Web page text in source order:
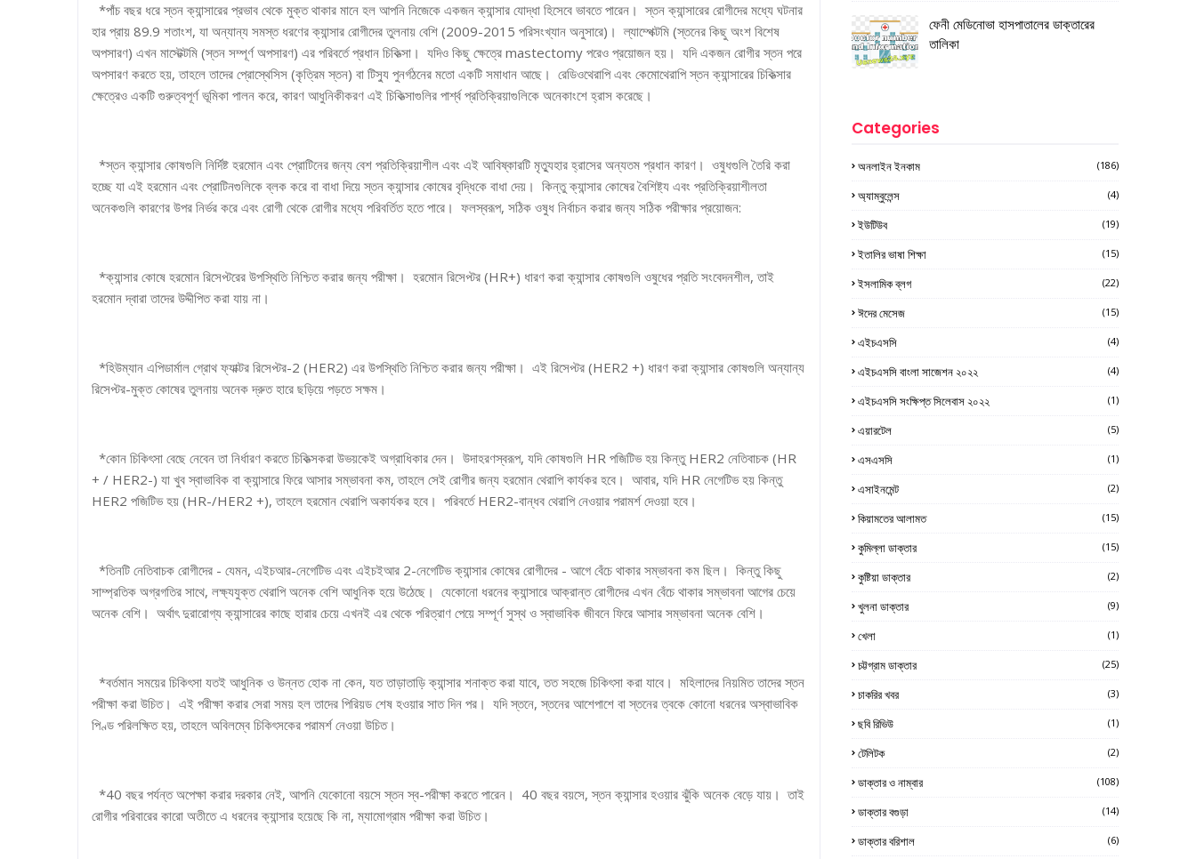
*পাঁচ বছর ধরে স্তন ক্যান্সারের প্রভাব থেকে মুক্ত থাকার মানে হল আপনি নিজেকে একজন ক্যান্সার যোদ্ধা হিসেবে ভাবতে পারেন। স্তন ক্যান্সারের রোগীদের মধ্যে ঘটনার
হার প্রায় 89.9 শতাংশ, যা অন্যান্য সমস্ত ধরণের ক্যান্সার রোগীদের তুলনায় বেশি (2009-2015 পরিসংখ্যান অনুসারে)। ল্যাম্পেক্টমি (স্তনের কিছু অংশ বিশেষ
অপসারণ) এখন মাস্টেক্টমি (স্তন সম্পূর্ণ অপসারণ) এর পরিবর্তে প্রধান চিকিত্সা। যদিও কিছু ক্ষেত্রে mastectomy পরেও প্রয়োজন হয়। যদি একজন রোগীর স্তন পরে
অপসারণ করতে হয়, তাহলে তাদের প্রোস্থেসিস (কৃত্রিম স্তন) বা টিস্যু পুনর্গঠনের মতো একটি সমাধান আছে। রেডিওথেরাপি এবং কেমোথেরাপি স্তন ক্যান্সারের চিকিত্সার
ক্ষেত্রেও একটি গুরুত্বপূর্ণ ভূমিকা পালন করে, কারণ আধুনিকীকরণ এই চিকিত্সাগুলির পার্শ্ব প্রতিক্রিয়াগুলিকে অনেকাংশে হ্রাস করেছে।
*স্তন ক্যান্সার কোষগুলি নির্দিষ্ট হরমোন এবং প্রোটিনের জন্য বেশ প্রতিক্রিয়াশীল এবং এই আবিষ্কারটি মৃত্যুহার হ্রাসের অন্যতম প্রধান কারণ। ওষুধগুলি তৈরি করা
হচ্ছে যা এই হরমোন এবং প্রোটিনগুলিকে ব্লক করে বা বাধা দিয়ে স্তন ক্যান্সার কোষের বৃদ্ধিকে বাধা দেয়। কিন্তু ক্যান্সার কোষের বৈশিষ্ট্য এবং প্রতিক্রিয়াশীলতা
অনেকগুলি কারণের উপর নির্ভর করে এবং রোগী থেকে রোগীর মধ্যে পরিবর্তিত হতে পারে। ফলস্বরূপ, সঠিক ওষুধ নির্বাচন করার জন্য সঠিক পরীক্ষার প্রয়োজন:
*ক্যান্সার কোষে হরমোন রিসেপ্টরের উপস্থিতি নিশ্চিত করার জন্য পরীক্ষা। হরমোন রিসেপ্টর (HR+) ধারণ করা ক্যান্সার কোষগুলি ওষুধের প্রতি সংবেদনশীল, তাই
হরমোন দ্বারা তাদের উদ্দীপিত করা যায় না।
*হিউম্যান এপিডার্মাল গ্রোথ ফ্যাক্টর রিসেপ্টর-2 (HER2) এর উপস্থিতি নিশ্চিত করার জন্য পরীক্ষা। এই রিসেপ্টর (HER2 +) ধারণ করা ক্যান্সার কোষগুলি অন্যান্য
রিসেপ্টর-মুক্ত কোষের তুলনায় অনেক দ্রুত হারে ছড়িয়ে পড়তে সক্ষম।
*কোন চিকিৎসা বেছে নেবেন তা নির্ধারণ করতে চিকিত্সকরা উভয়কেই অগ্রাধিকার দেন। উদাহরণস্বরূপ, যদি কোষগুলি HR পজিটিভ হয় কিন্তু HER2 নেতিবাচক (HR
+ / HER2-) যা খুব স্বাভাবিক বা ক্যান্সারে ফিরে আসার সম্ভাবনা কম, তাহলে সেই রোগীর জন্য হরমোন থেরাপি কার্যকর হবে। আবার, যদি HR নেগেটিভ হয় কিন্তু
HER2 পজিটিভ হয় (HR-/HER2 +), তাহলে হরমোন থেরাপি অকার্যকর হবে। পরিবর্তে HER2-বান্ধব থেরাপি নেওয়ার পরামর্শ দেওয়া হবে।
*তিনটি নেতিবাচক রোগীদের - যেমন, এইচআর-নেগেটিভ এবং এইচইআর 2-নেগেটিভ ক্যান্সার কোষের রোগীদের - আগে বেঁচে থাকার সম্ভাবনা কম ছিল। কিন্তু কিছু
সাম্প্রতিক অগ্রগতির সাথে, লক্ষ্যযুক্ত থেরাপি অনেক বেশি আধুনিক হয়ে উঠেছে। যেকোনো ধরনের ক্যান্সারে আক্রান্ত রোগীদের এখন বেঁচে থাকার সম্ভাবনা আগের চেয়ে
অনেক বেশি। অর্থাৎ দুরারোগ্য ক্যান্সারের কাছে হারার চেয়ে এখনই এর থেকে পরিত্রাণ পেয়ে সম্পূর্ণ সুস্থ ও স্বাভাবিক জীবনে ফিরে আসার সম্ভাবনা অনেক বেশি।
*বর্তমান সময়ের চিকিৎসা যতই আধুনিক ও উন্নত হোক না কেন, যত তাড়াতাড়ি ক্যান্সার শনাক্ত করা যাবে, তত সহজে চিকিৎসা করা যাবে। মহিলাদের নিয়মিত তাদের স্তন
পরীক্ষা করা উচিত। এই পরীক্ষা করার সেরা সময় হল তাদের পিরিয়ড শেষ হওয়ার সাত দিন পর। যদি স্তনে, স্তনের আশেপাশে বা স্তনের ত্বকে কোনো ধরনের অস্বাভাবিক
পিণ্ড পরিলক্ষিত হয়, তাহলে অবিলম্বে চিকিৎসকের পরামর্শ নেওয়া উচিত।
*40 বছর পর্যন্ত অপেক্ষা করার দরকার নেই, আপনি যেকোনো বয়সে স্তন স্ব-পরীক্ষা করতে পারেন। 40 বছর বয়সে, স্তন ক্যান্সার হওয়ার ঝুঁকি অনেক বেড়ে যায়। তাই
রোগীর পরিবারের কারো অতীতে এ ধরনের ক্যান্সার হয়েছে কি না, ম্যামোগ্রাম পরীক্ষা করা উচিত।
ফেনী মেডিনোভা হাসপাতালের ডাক্তারের
তালিকা
Categories
অনলাইন ইনকাম (186)
অ্যাম্বুলেন্স (4)
ইউটিউব (19)
ইতালির ভাষা শিক্ষা (15)
ইসলামিক ব্লগ (22)
ঈদের মেসেজ (15)
এইচএসসি (4)
এইচএসসি বাংলা সাজেশন ২০২২ (4)
এইচএসসি সংক্ষিপ্ত সিলেবাস ২০২২ (1)
এয়ারটেল (5)
এসএসসি (1)
এসাইনমেন্ট (2)
কিয়ামতের আলামত (15)
কুমিল্লা ডাক্তার (15)
কুষ্টিয়া ডাক্তার (2)
খুলনা ডাক্তার (9)
খেলা (1)
চট্টগ্রাম ডাক্তার (25)
চাকরির খবর (3)
ছবি রিভিউ (1)
টেলিটক (2)
ডাক্তার ও নাম্বার (108)
ডাক্তার বগুড়া (14)
ডাক্তার বরিশাল (6)